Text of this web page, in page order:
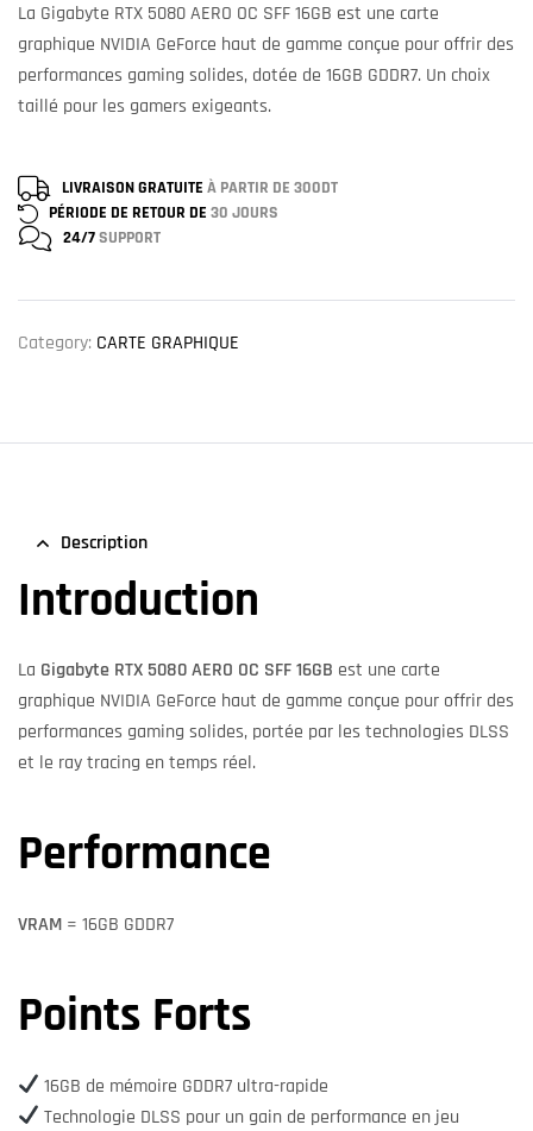
La Gigabyte RTX 5080 AERO OC SFF 16GB est une carte
graphique NVIDIA GeForce haut de gamme conçue pour offrir des
performances gaming solides, dotée de 16GB GDDR7. Un choix
taillé pour les gamers exigeants.
LIVRAISON GRATUITE À PARTIR DE 300DT
PÉRIODE DE RETOUR DE 30 JOURS
24/7SUPPORT
Category: CARTE GRAPHIQUE
Description
Introduction
La Gigabyte RTX 5080 AERO OC SFF 16GB est une carte
graphique NVIDIA GeForce haut de gamme conçue pour offrir des
performances gaming solides, portée par les technologies DLSS
et le ray tracing en temps réel.
Performance
VRAM = 16GB GDDR7
Points Forts
16GB de mémoire GDDR7 ultra-rapide
Technologie DLSS pour un gain de performance en jeu